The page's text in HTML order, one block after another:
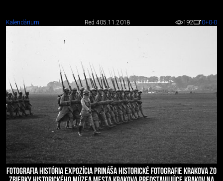
Kalendárium Red 405.11.2018 192 0+0-0
FOTOGRAFIA HISTÓRIA EXPOZÍCIA PRINÁŠA HISTORICKÉ FOTOGRAFIE KRAKOVA ZO